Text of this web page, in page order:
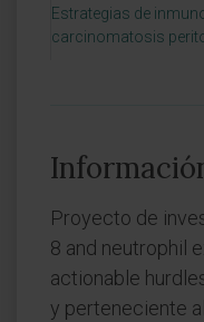
Estrategias de
carcinomatosis
Proyecto de
8 and neutrophil
actionable
y perteneciente